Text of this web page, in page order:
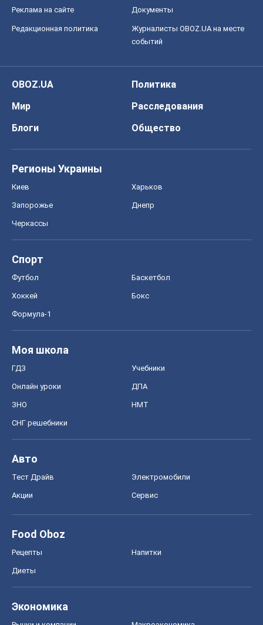
Реклама на сайте Документы
Редакционная политика
Журналисты OBOZ.UA на месте
событий
OBOZ.UA
Политика
Мир
Расследования
Блоги
Общество
Регионы Украины
Киев Харьков
Запорожье Днепр
Черкассы
Спорт
Футбол Баскетбол
Хоккей Бокс
Формула-1
Моя школа
ГДЗ Учебники
Онлайн уроки ДПА
ЗНО НМТ
СНГ решебники
Авто
Тест Драйв Электромобили
Акции Сервис
Food Oboz
Рецепты Напитки
Диеты
Экономика